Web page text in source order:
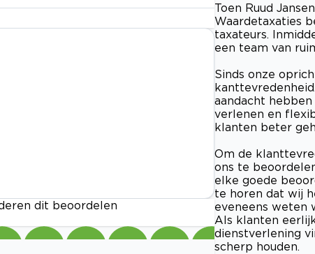
dit beoordelen
Toen Ruud
Waardetaxaties
taxateurs.
een team van
Sinds onze
aandacht
verlenen en
klanten beter
Om de
ons te
elke goede
te horen dat wij
eveneens weten
Als klanten
dienstverlening
scherp houden.